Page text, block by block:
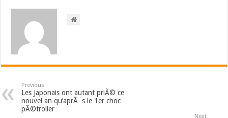
Previous
Les Japonais ont autant priÃ© ce
nouvel an qu’aprÃ¨s le 1er choc
pÃ©trolier
Next